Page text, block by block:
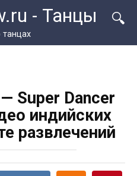
- Танцы
танцах
Super Dancer
индийских
развлечений